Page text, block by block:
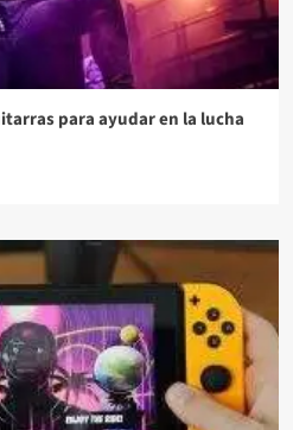
para ayudar en la lucha